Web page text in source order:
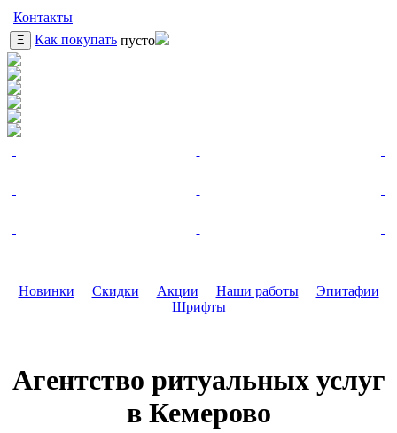
Контакты
Ξ Как покупать пусто
Новинки Скидки Акции Наши работы
Эпитафии
Шрифты
Агентство ритуальных услуг
в Кемерово